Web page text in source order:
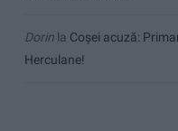
Dorin la Coșei acuză:
Herculane!